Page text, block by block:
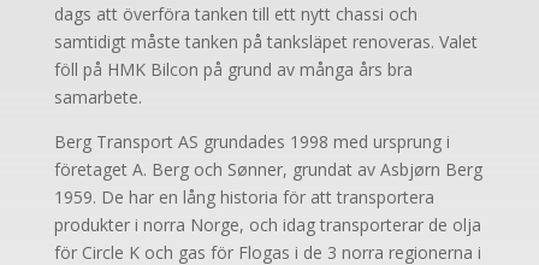
dags att överföra tanken till ett nytt chassi och
samtidigt måste tanken på tanksläpet renoveras. Valet
föll på HMK Bilcon på grund av många års bra
samarbete.
Berg Transport AS grundades 1998 med ursprung i
företaget A. Berg och Sønner, grundat av Asbjørn Berg
1959. De har en lång historia för att transportera
produkter i norra Norge, och idag transporterar de olja
för Circle K och gas för Flogas i de 3 norra regionerna i